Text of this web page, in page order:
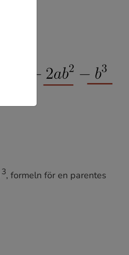
, formeln för en parentes